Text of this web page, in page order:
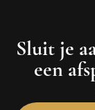
Sluit je
een